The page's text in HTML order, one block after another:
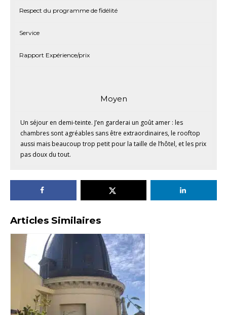
Respect du programme de fidélité
Service
Rapport Expérience/prix
Moyen
Un séjour en demi-teinte. J’en garderai un goût amer : les
chambres sont agréables sans être extraordinaires, le rooftop
aussi mais beaucoup trop petit pour la taille de l’hôtel, et les prix
pas doux du tout.
Articles Similaires